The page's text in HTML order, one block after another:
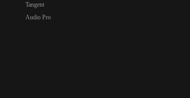
Tangent
Audio Pro